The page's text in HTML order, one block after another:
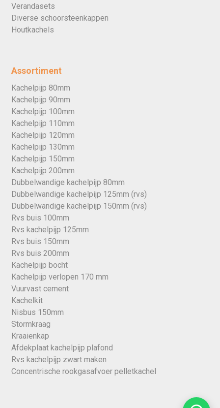
Verandasets
Diverse schoorsteenkappen
Houtkachels
Assortiment
Kachelpijp 80mm
Kachelpijp 90mm
Kachelpijp 100mm
Kachelpijp 110mm
Kachelpijp 120mm
Kachelpijp 130mm
Kachelpijp 150mm
Kachelpijp 200mm
Dubbelwandige kachelpijp 80mm
Dubbelwandige kachelpijp 125mm (rvs)
Dubbelwandige kachelpijp 150mm (rvs)
Rvs buis 100mm
Rvs kachelpijp 125mm
Rvs buis 150mm
Rvs buis 200mm
Kachelpijp bocht
Kachelpijp verlopen 170 mm
Vuurvast cement
Kachelkit
Nisbus 150mm
Stormkraag
Kraaienkap
Afdekplaat kachelpijp plafond
Rvs kachelpijp zwart maken
Concentrische rookgasafvoer pelletkachel